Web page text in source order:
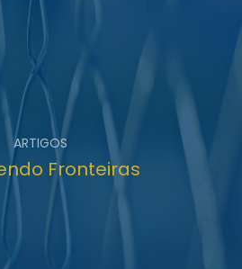
ARTIGOS
Fronteiras